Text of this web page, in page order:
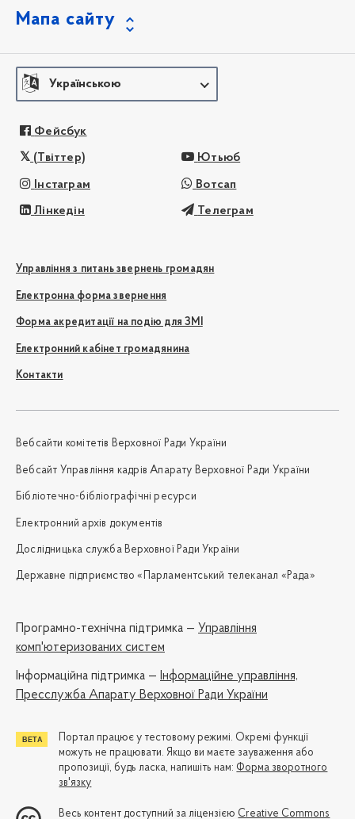
Мапа сайту
Українською
Фейсбук
(Твіттер) Ютьюб
Інстаграм Вотсап
Лінкедін Телеграм
Управління з питань звернень громадян
Електронна форма звернення
Форма акредитації на подію для ЗМІ
Електронний кабінет громадянина
Контакти
Вебсайти комітетів Верховної Ради України
Вебсайт Управління кадрів Апарату Верховної Ради України
Бібліотечно-бібліографічні ресурси
Електронний архів документів
Дослідницька служба Верховної Ради України
Державне підприємство «Парламентський телеканал «Рада»
Програмно-технічна підтримка — Управління
комп'ютеризованих систем
Iнформаційна підтримка — Інформаційне управління,
Пресслужба Апарату Верховної Ради України
Портал працює у тестовому режимі. Окремі функції
можуть не працювати. Якщо ви маєте зауваження або
пропозиції, будь ласка, напишіть нам: Форма зворотного
зв'язку
Весь контент доступний за ліцензією Creative Commons